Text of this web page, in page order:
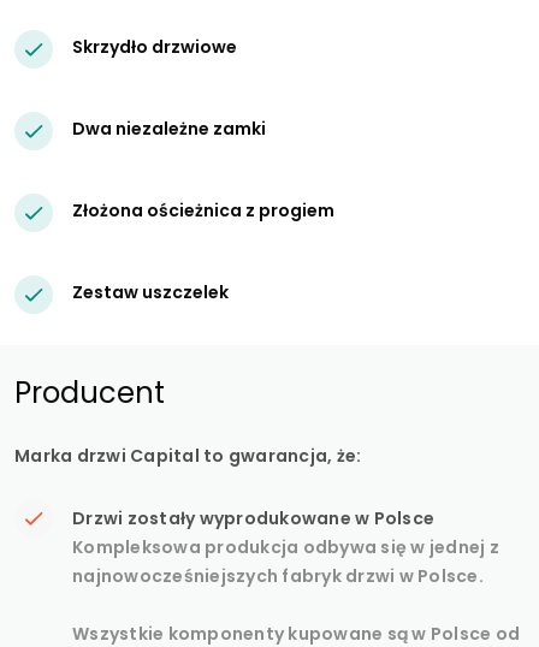
Skrzydło drzwiowe
Dwa niezależne zamki
Złożona ościeżnica z progiem
Zestaw uszczelek
Producent
Marka drzwi Capital to gwarancja, że:
Drzwi zostały wyprodukowane w Polsce
Kompleksowa produkcja odbywa się w jednej z
najnowocześniejszych fabryk drzwi w Polsce.
Wszystkie komponenty kupowane są w Polsce od